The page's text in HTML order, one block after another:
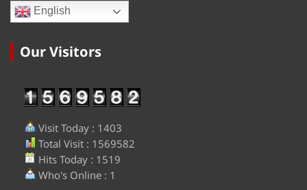
English
Our Visitors
Visit Today : 1403
Total Visit : 1569582
Hits Today : 1519
Who's Online : 1